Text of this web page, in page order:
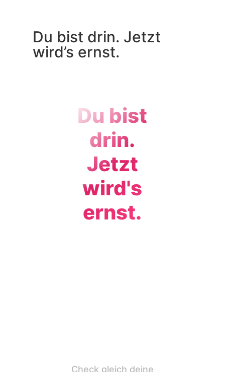
Du bist drin. Jetzt
wird’s ernst.
Du bist
drin.
Jetzt
wird's
ernst.
Check gleich deine